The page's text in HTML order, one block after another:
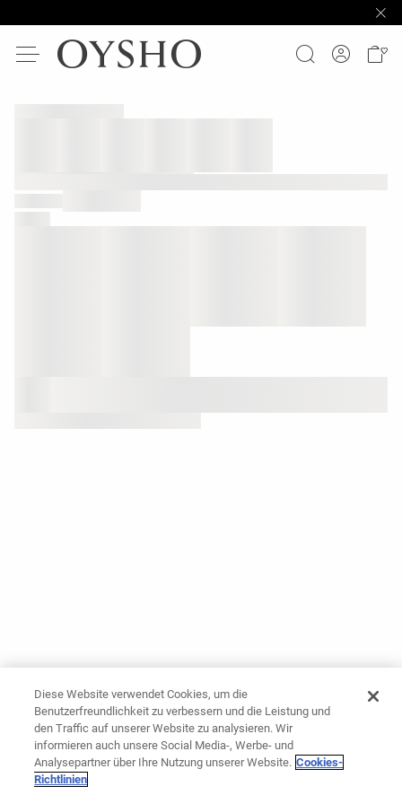
Diese Website verwendet Cookies, um die
Benutzerfreundlichkeit zu verbessern und die Leistung und
den Traffic auf unserer Website zu analysieren. Wir
informieren auch unsere Social Media-, Werbe- und
Analysepartner über Ihre Nutzung unserer Website. Cookies-
Richtlinien